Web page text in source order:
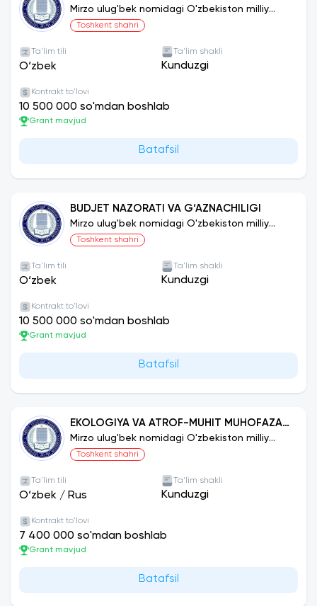
Mirzo ulug'bek nomidagi O'zbekiston milliy
universiteti
Toshkent shahri
Ta'lim tili
O‘zbek
Ta'lim shakli
Kunduzgi
Kontrakt to'lovi
10 500 000 so'mdan boshlab
Grant mavjud
Batafsil
BUDJET NAZORATI VA G‘AZNACHILIGI
Mirzo ulug'bek nomidagi O'zbekiston milliy
universiteti
Toshkent shahri
Ta'lim tili
O‘zbek
Ta'lim shakli
Kunduzgi
Kontrakt to'lovi
10 500 000 so'mdan boshlab
Grant mavjud
Batafsil
EKOLOGIYA VA ATROF-MUHIT MUHOFAZASI
(TARMOQLAR VA SOHALAR BO‘YICHA)
Mirzo ulug'bek nomidagi O'zbekiston milliy
universiteti
Toshkent shahri
Ta'lim tili
O‘zbek / Rus
Ta'lim shakli
Kunduzgi
Kontrakt to'lovi
7 400 000 so'mdan boshlab
Grant mavjud
Batafsil